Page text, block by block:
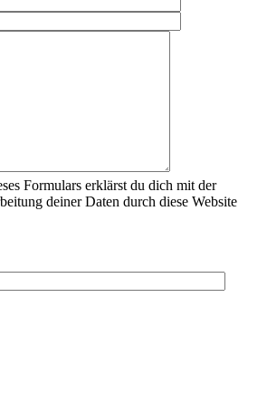
Formulars erklärst du dich mit der
deiner Daten durch diese Website